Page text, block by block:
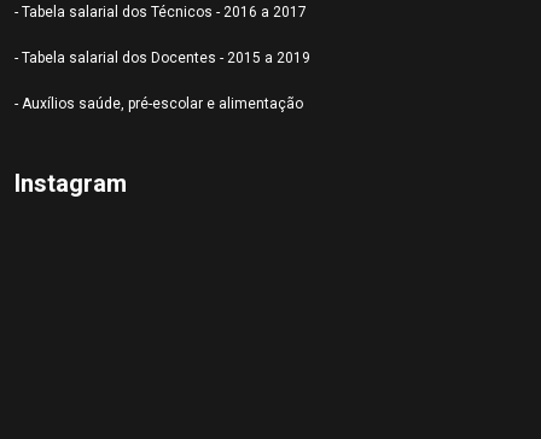
- Tabela salarial dos Técnicos - 2016 a 2017
- Tabela salarial dos Docentes - 2015 a 2019
- Auxílios saúde, pré-escolar e alimentação
Instagram